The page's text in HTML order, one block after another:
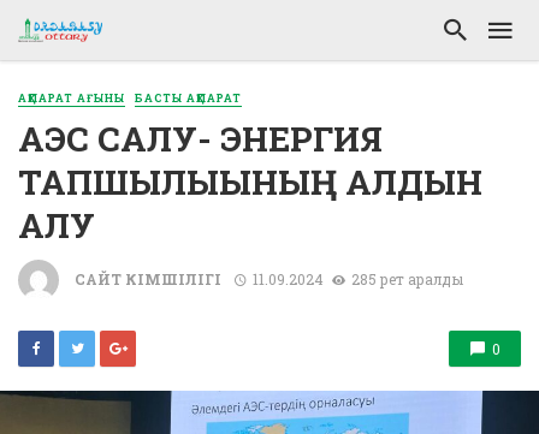
АҚПАРАТ АҒЫНЫ БАСТЫ АҚПАРАТ
АЭС САЛУ- ЭНЕРГИЯ
ТАПШЫЛЫҒЫНЫҢ АЛДЫН
АЛУ
САЙТ ӘКІМШІЛІГІ 11.09.2024 285 рет қаралды
0